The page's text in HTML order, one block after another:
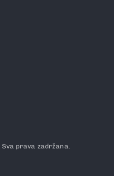
prava zadržana.